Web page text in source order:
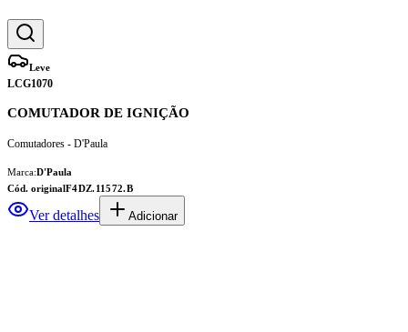
Leve
LCG1070
COMUTADOR DE IGNIÇÃO
Comutadores - D'Paula
Marca:D'Paula
Cód. originalF4DZ.11572.B
Ver detalhes Adicionar